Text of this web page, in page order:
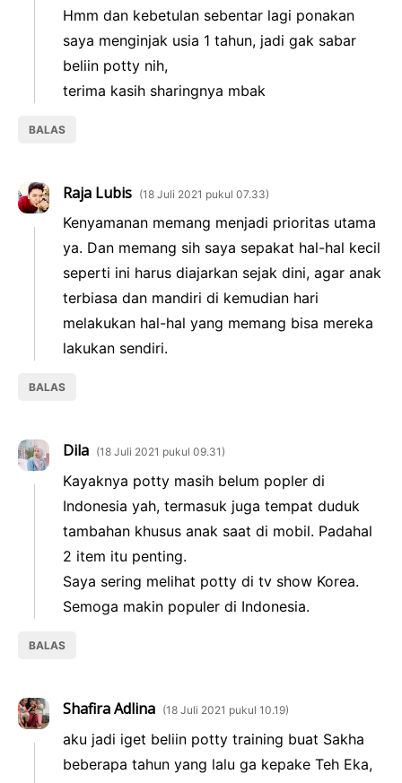
Hmm dan kebetulan sebentar lagi ponakan
saya menginjak usia 1 tahun, jadi gak sabar
beliin potty nih,
terima kasih sharingnya mbak
BALAS
Raja Lubis 18 Juli 2021 pukul 07.33
Kenyamanan memang menjadi prioritas utama
ya. Dan memang sih saya sepakat hal-hal kecil
seperti ini harus diajarkan sejak dini, agar anak
terbiasa dan mandiri di kemudian hari
melakukan hal-hal yang memang bisa mereka
lakukan sendiri.
BALAS
Dila 18 Juli 2021 pukul 09.31
Kayaknya potty masih belum popler di
Indonesia yah, termasuk juga tempat duduk
tambahan khusus anak saat di mobil. Padahal
2 item itu penting.
Saya sering melihat potty di tv show Korea.
Semoga makin populer di Indonesia.
BALAS
Shafira Adlina 18 Juli 2021 pukul 10.19
aku jadi iget beliin potty training buat Sakha
beberapa tahun yang lalu ga kepake Teh Eka,